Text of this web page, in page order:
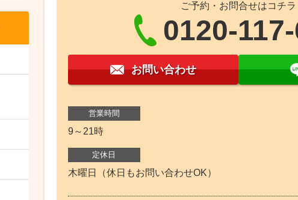
ご予約・お問合せはコチラ
0120-
お問い合わせ
営業時間
9～21時
定休日
木曜日（休日もお問い合わせOK）